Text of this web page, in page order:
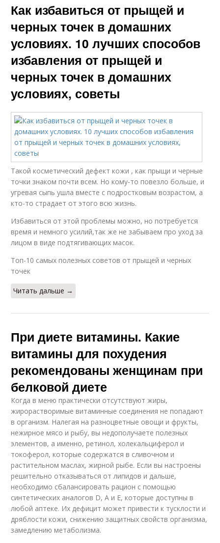
Как избавиться от прыщей и
черных точек в домашних
условиях. 10 лучших способов
избавления от прыщей и
черных точек в домашних
условиях, советы
Такой косметический дефект кожи , как прыщи и черные
точки знаком почти всем. Но кому-то повезло больше, и
угревая сыпь ушла вместе с подростковым возрастом, а
кто-то страдает от этого всю жизнь.
Избавиться от этой проблемы можно, но потребуется
время и немного усилий,так же не забываем про уход за
лицом в виде подтягивающих масок.
Топ-10 самых полезных советов от прыщей и черных
точек
Читать дальше →
При диете витамины. Какие
витамины для похудения
рекомендованы женщинам при
белковой диете
Когда в меню практически отсутствуют жиры,
жирорастворимые витаминные соединения не попадают
в организм. Налегая на разноцветные овощи и фрукты,
нежирное мясо и рыбу, вы недополучаете полезных
элементов, а именно, ретинол, холекальциферол и
токоферол, которые содержатся в сливочном и
растительном маслах, жирной рыбе. Если вы настроены
решительно отказываться от липидов и дальше,
необходимо сбалансировать рацион с помощью
синтетических аналогов D, А и Е, которые доступны в
любой аптеке. Их дефицит может привести к тусклости и
дряблости кожи, снижению защитных свойств организма,
замедлению метаболизма.